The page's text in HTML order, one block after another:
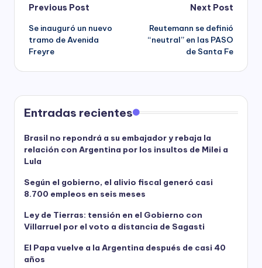
Post
navigation
Previous Post
Se inauguró un nuevo
tramo de Avenida
Freyre
Next Post
Reutemann se definió
“neutral” en las PASO
de Santa Fe
Entradas recientes
Brasil no repondrá a su embajador y rebaja la
relación con Argentina por los insultos de Milei a
Lula
Según el gobierno, el alivio fiscal generó casi
8.700 empleos en seis meses
Ley de Tierras: tensión en el Gobierno con
Villarruel por el voto a distancia de Sagasti
El Papa vuelve a la Argentina después de casi 40
años